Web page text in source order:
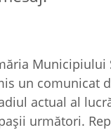
Municipiului
un comunicat
actual al
următori.